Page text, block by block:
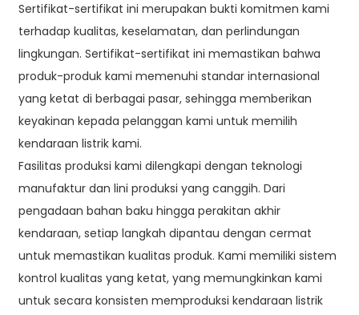
Sertifikat-sertifikat ini merupakan bukti komitmen kami
terhadap kualitas, keselamatan, dan perlindungan
lingkungan. Sertifikat-sertifikat ini memastikan bahwa
produk-produk kami memenuhi standar internasional
yang ketat di berbagai pasar, sehingga memberikan
keyakinan kepada pelanggan kami untuk memilih
kendaraan listrik kami.
Fasilitas produksi kami dilengkapi dengan teknologi
manufaktur dan lini produksi yang canggih. Dari
pengadaan bahan baku hingga perakitan akhir
kendaraan, setiap langkah dipantau dengan cermat
untuk memastikan kualitas produk. Kami memiliki sistem
kontrol kualitas yang ketat, yang memungkinkan kami
untuk secara konsisten memproduksi kendaraan listrik